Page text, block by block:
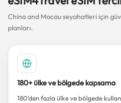
China and Macau seyahatleri için
planları.
180+ ülke ve bölgede kapsama
180’den fazla ülke ve bölgede